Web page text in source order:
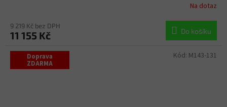
Na dotaz
9 219 Kč bez DPH
11 155 Kč Do košíku
Doprava
ZDARMA
Kód: M143-131